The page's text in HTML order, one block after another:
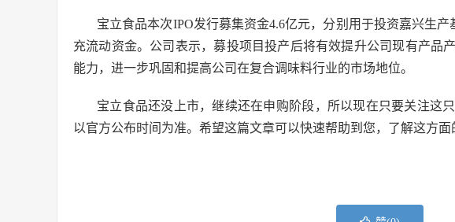
宝立食品本次IPO发行募集资金4.6亿元，分别用于投资嘉兴生
充流动资金。公司表示，募投项目投产后将有效提升公司现有产品
能力，进一步巩固和提高公司在复合调味料行业的市场地位。
宝立食品还没上市，继续还在申购阶段，所以现在只要关注这
以官方公布时间为准。希望这篇文章可以快速帮助到您，了解这方面